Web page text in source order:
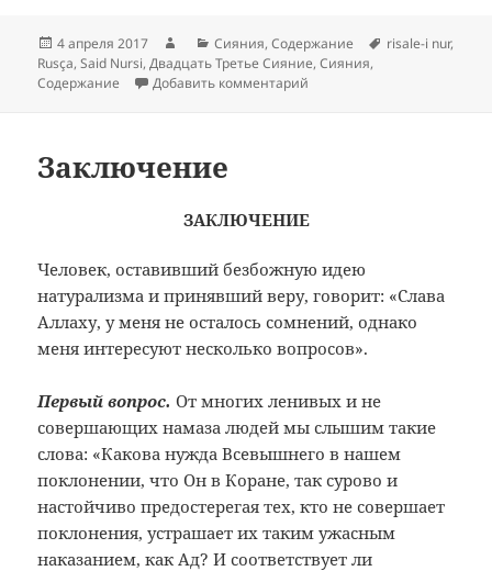
Опубликовано
4 апреля 2017 АвторРубрики
Сияния,Содержание Метки
risale-i nur,
Rusça,Said Nursi,Двадцать Третье Сияние,Сияния,
Содержание
Добавить комментарий
Заключение
ЗАКЛЮЧЕНИЕ
Человек, оставивший безбожную идею
натурализма и принявший веру, говорит: «Слава
Аллаху, у меня не осталось сомнений, однако
меня интересуют несколько вопросов».
Первый вопрос. От многих ленивых и не
совершающих намаза людей мы слышим такие
слова: «Какова нужда Всевышнего в нашем
поклонении, что Он в Коране, так сурово и
настойчиво предостерегая тех, кто не совершает
поклонения, устрашает их таким ужасным
наказанием, как Ад? И соответствует ли